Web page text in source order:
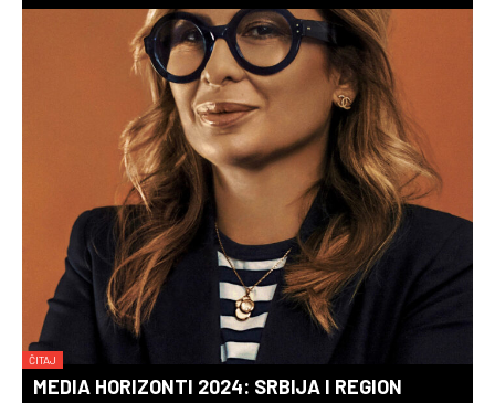
ČITAJ
MEDIA HORIZONTI 2024: SRBIJA I REGION